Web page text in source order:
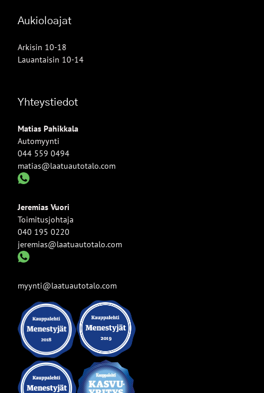
Aukioloajat
Arkisin 10-18
Lauantaisin 10-14
Yhteystiedot
Matias Pahikkala
Automyynti
044 559 0494
matias@laatuautotalo.com
Jeremias Vuori
Toimitusjohtaja
040 195 0220
jeremias@laatuautotalo.com
myynti@laatuautotalo.com